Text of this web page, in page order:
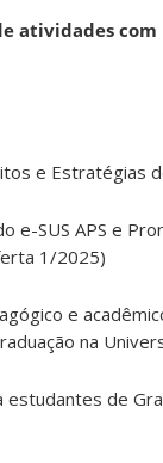
atividades com
e Estratégias
e-SUS APS e
1/2025)
e
na
estudantes de